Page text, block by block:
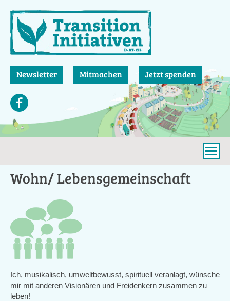
zum
Inhalt
Newsletter Mitmachen Jetzt spenden
Wohn/ Lebensgemeinschaft
Ich, musikalisch, umweltbewusst, spirituell veranlagt, wünsche
mir mit anderen Visionären und Freidenkern zusammen zu
leben!